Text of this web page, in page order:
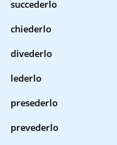
succederlo
chiederlo
divederlo
lederlo
presederlo
prevederlo